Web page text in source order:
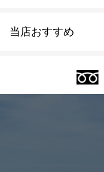
当店おすすめ
式部の香りシリーズ
会員規約について